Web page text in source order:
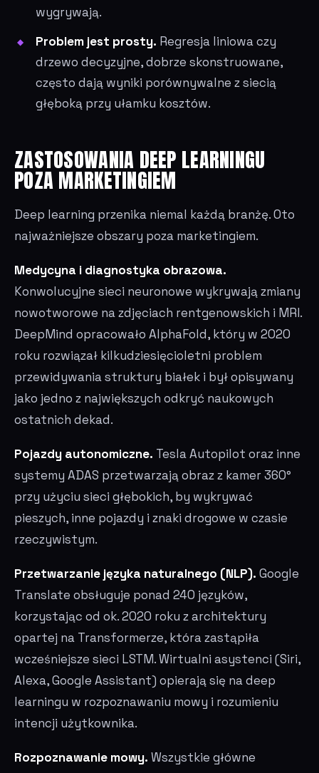
wygrywają.
Problem jest prosty. Regresja liniowa czy
drzewo decyzyjne, dobrze skonstruowane,
często dają wyniki porównywalne z siecią
głęboką przy ułamku kosztów.
ZASTOSOWANIA DEEP LEARNINGU
POZA MARKETINGIEM
Deep learning przenika niemal każdą branżę. Oto
najważniejsze obszary poza marketingiem.
Medycyna i diagnostyka obrazowa.
Konwolucyjne sieci neuronowe wykrywają zmiany
nowotworowe na zdjęciach rentgenowskich i MRI.
DeepMind opracowało AlphaFold, który w 2020
roku rozwiązał kilkudziesięcioletni problem
przewidywania struktury białek i był opisywany
jako jedno z największych odkryć naukowych
ostatnich dekad.
Pojazdy autonomiczne. Tesla Autopilot oraz inne
systemy ADAS przetwarzają obraz z kamer 360°
przy użyciu sieci głębokich, by wykrywać
pieszych, inne pojazdy i znaki drogowe w czasie
rzeczywistym.
Przetwarzanie języka naturalnego (NLP). Google
Translate obsługuje ponad 240 języków,
korzystając od ok. 2020 roku z architektury
opartej na Transformerze, która zastąpiła
wcześniejsze sieci LSTM. Wirtualni asystenci (Siri,
Alexa, Google Assistant) opierają się na deep
learningu w rozpoznawaniu mowy i rozumieniu
intencji użytkownika.
Rozpoznawanie mowy. Wszystkie główne